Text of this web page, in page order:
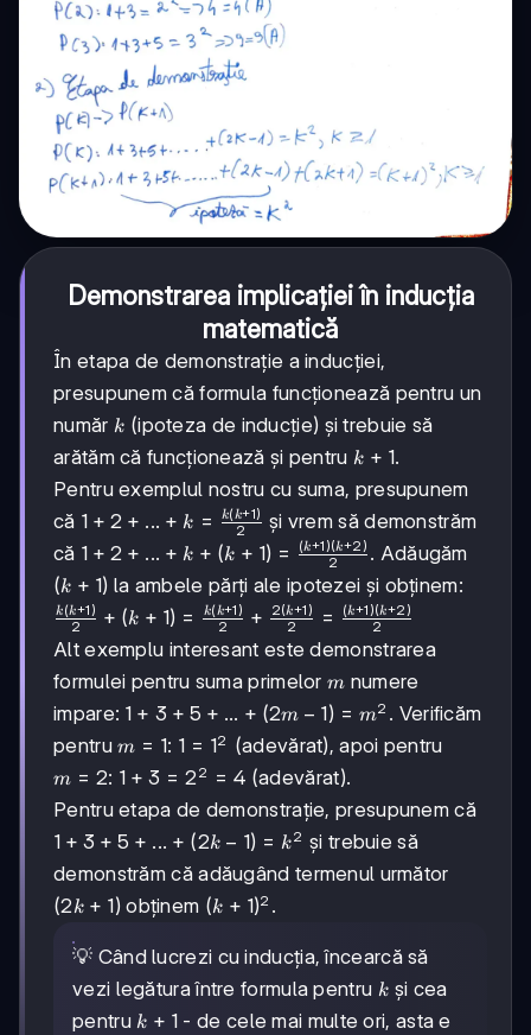
Demonstrarea implicației în inducția
matematică
În etapa de demonstrație a inducției,
presupunem că formula funcționează pentru un
număr k
k (ipoteza de inducție) și trebuie să
arătăm că funcționează și pentru k+1
k + 1.
Pentru exemplul nostru cu suma, presupunem
că 1+2+...+k =
\frac{k(k+1)}
{2}
1 + 2 + ... + k = 2
k(k+1) și vrem să demonstrăm
că 1+2+...+k+
(k+1) =
\frac{(k+1)
(k+2)}{2}
1 + 2 + ... + k + (k + 1) = 2
(k+1 )(k+2 ) . Adăugăm
(k+1)
(k + 1) la ambele părți ale ipotezei și obținem:
\frac{k(k+1)}
{2} + (k+1) =
\frac{k(k+1)}
{2} +
\frac{2(k+1)}
{2} =
\frac{(k+1)
(k+2)}{2}
2
k(k+1 ) + (k + 1) = 2
k(k+1 ) + 2
2(k+1 ) = 2
(k+1 )(k+2 )
Alt exemplu interesant este demonstrarea
formulei pentru suma primelorm
m numere
impare: 1+3+5+...+
(2m-1) =
m^2
1 + 3 + 5 + ... + (2m − 1) = m2 . Verificăm
pentrum=1
m = 1: 1 =
1^2
1 = 12 (adevărat), apoi pentru
m=2
m = 2: 1+3
=
2^2
= 4
1 + 3 = 2 2 = 4 (adevărat).
Pentru etapa de demonstrație, presupunem că
1+3+5+...+
(2k-1) =
k^2
1 + 3 + 5 + ... + (2k − 1) = k2 și trebuie să
demonstrăm că adăugând termenul următor
(2k+1)
(2k + 1)obținem (k+1)^2
(k + 1)2 .
💡 Când lucrezi cu inducția, încearcă să
vezi legătura între formula pentru k
k și cea
pentruk+1
k + 1 - de cele mai multe ori, asta e